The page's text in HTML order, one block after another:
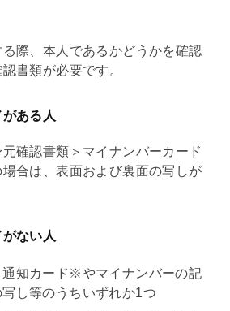
際、本人であるかどうかを確認
書類が必要です。
ある人
確認書類＞マイナンバーカード
場合は、表面および裏面の写しが
ない人
通知カード※やマイナンバーの記
し等のうちいずれか1つ